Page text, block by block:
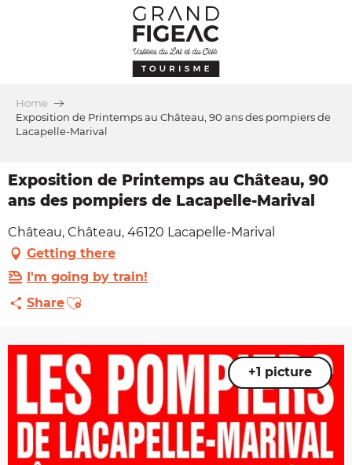
Home
Exposition de Printemps au Château, 90 ans des pompiers de
Lacapelle-Marival
Exposition de Printemps au Château, 90
ans des pompiers de Lacapelle-Marival
Château, Château, 46120 Lacapelle-Marival
Getting there
I'm going by train!
ShareAjouter aux favoris
+1 picture